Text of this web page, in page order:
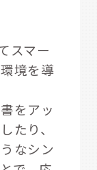
スマー
境を導
をアッ
たり、
なシン